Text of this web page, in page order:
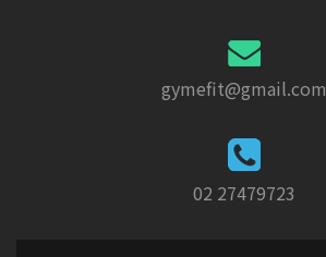
gymefit@gmail.com
02 27479723